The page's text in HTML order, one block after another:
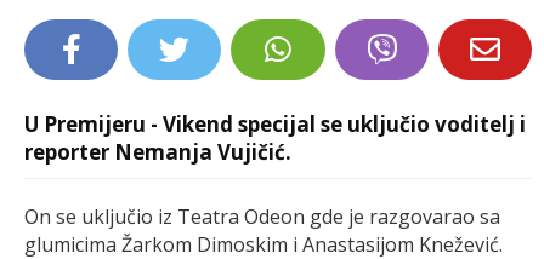
U Premijeru - Vikend specijal se uključio voditelj i
reporter Nemanja Vujičić.
On se uključio iz Teatra Odeon gde je razgovarao sa
glumicima Žarkom Dimoskim i Anastasijom Knežević.